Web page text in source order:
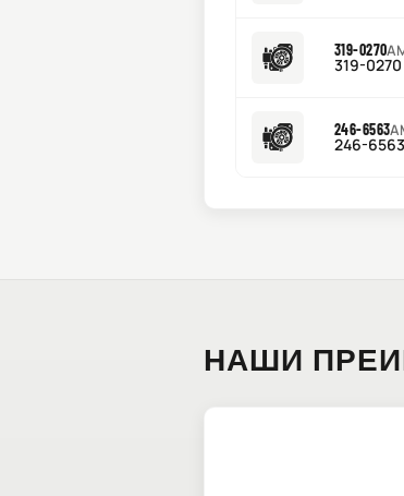
319-0270
319-
246-6563
246-
НАШИ